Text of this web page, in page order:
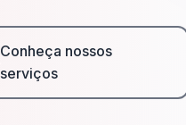
Conheça nossos
serviços